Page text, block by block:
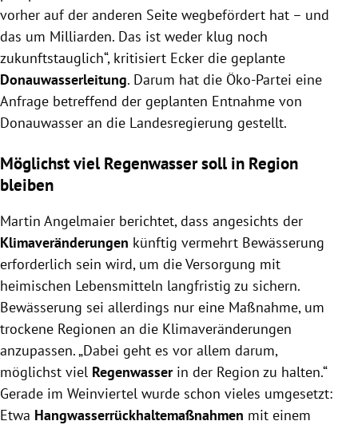
vorher auf der anderen Seite wegbefördert hat – und
das um Milliarden. Das ist weder klug noch
zukunftstauglich“, kritisiert Ecker die geplante
Donauwasserleitung. Darum hat die Öko-Partei eine
Anfrage betreffend der geplanten Entnahme von
Donauwasser an die Landesregierung gestellt.
Möglichst viel Regenwasser soll in Region
bleiben
Martin Angelmaier berichtet, dass angesichts der
Klimaveränderungen künftig vermehrt Bewässerung
erforderlich sein wird, um die Versorgung mit
heimischen Lebensmitteln langfristig zu sichern.
Bewässerung sei allerdings nur eine Maßnahme, um
trockene Regionen an die Klimaveränderungen
anzupassen. „Dabei geht es vor allem darum,
möglichst viel Regenwasser in der Region zu halten.“
Gerade im Weinviertel wurde schon vieles umgesetzt:
Etwa Hangwasserrückhaltemaßnahmen mit einem